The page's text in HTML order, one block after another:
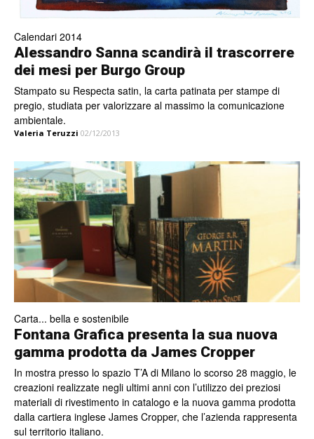
Calendari 2014
Alessandro Sanna scandirà il trascorrere
dei mesi per Burgo Group
Stampato su Respecta satin, la carta patinata per stampe di
pregio, studiata per valorizzare al massimo la comunicazione
ambientale.
Valeria Teruzzi 02/12/2013
Carta... bella e sostenibile
Fontana Grafica presenta la sua nuova
gamma prodotta da James Cropper
In mostra presso lo spazio T’A di Milano lo scorso 28 maggio, le
creazioni realizzate negli ultimi anni con l’utilizzo dei preziosi
materiali di rivestimento in catalogo e la nuova gamma prodotta
dalla cartiera inglese James Cropper, che l’azienda rappresenta
sul territorio italiano.